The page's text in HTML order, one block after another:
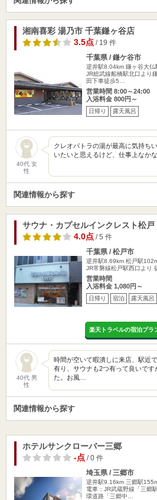
湘南喜彩 湯乃市 千葉鎌ヶ谷店
3.5点/ 19 件
千葉県 / 鎌ケ谷市
逆井駅8.04km 鎌ヶ谷大仏
JR総武線船橋駅北口より
田下車徒歩5…
営業時間 8:00～24:00
入浴料金 800円～
日帰り 露天風呂
40代 女
性
クレオパトラの湯が最高に気持ち
いたいと思えるけど、仕事上なか
関連情報から探す
サウナ・カプセルインクレスト松戸
4.0点/ 5 件
千葉県 / 松戸市
逆井駅8.69km 松戸駅
JR常磐線松戸駅西口より
営業時間
入浴料金 1,080円～
日帰り 宿泊 露天風呂
楽天トラベルの宿泊プラ
40代 男
性
時間が空いて暇潰しに来店、駅近
有り、サウナも2つ有って良いです
た。お風…
関連情報から探す
ホテルサンクローバー三郷
-点/ 0 件
埼玉県 / 三郷市
逆井駅9.16km 三郷駅
電車：JR武蔵野線「三郷
環道路「三郷中…